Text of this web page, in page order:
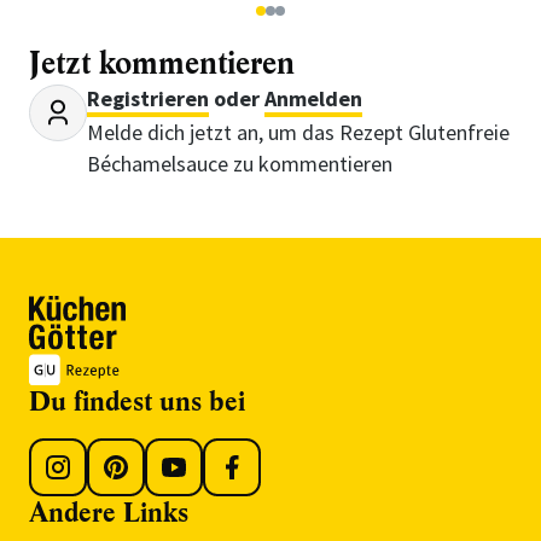
123
Jetzt kommentieren
Registrieren oderAnmelden
Melde dich jetzt an, um das Rezept Glutenfreie
Béchamelsauce zu kommentieren
Du findest uns bei
Andere Links